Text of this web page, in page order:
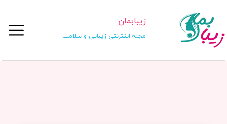
زیبابمان
مجله اینترنتی زیبایی و سلامت